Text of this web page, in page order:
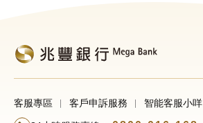
客服專區 客戶申訴服務 智能客服小咩